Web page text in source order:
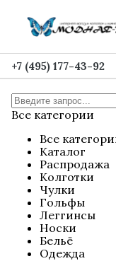
+7 (495) 177-43-92
Все категории
Все
Каталог
Распродажа
Колготки
Чулки
Гольфы
Леггинсы
Носки
Бельё
Одежда